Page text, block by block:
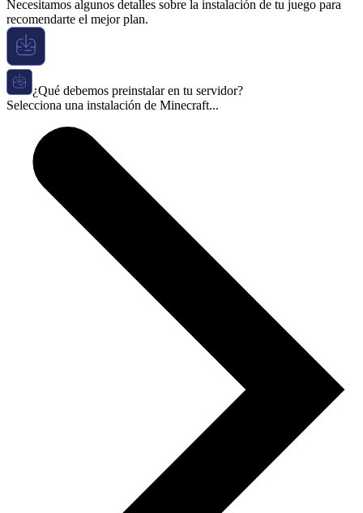
Necesitamos algunos detalles sobre la instalación de tu juego para
recomendarte el mejor plan.
¿Qué debemos preinstalar en tu servidor?
Selecciona una instalación de Minecraft...